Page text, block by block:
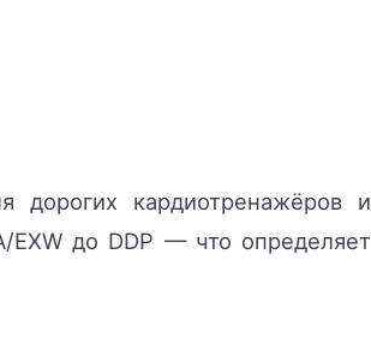
дорогих кардиотренажёров и
EXW до DDP — что определяет